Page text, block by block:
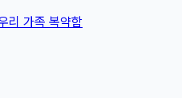
리 가족 복약함